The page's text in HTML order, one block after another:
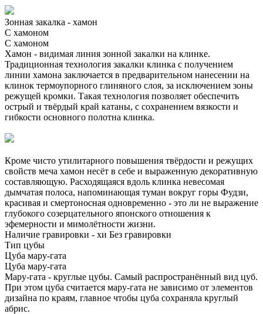
Зонная закалка - хамон
С хамоном
С хамоном
Хамон - видимая линия зонной закалки на клинке.
Традиционная технология закалки клинка с получением
линии хамона заключается в предварительном нанесении на
клинок термоупорного глиняного слоя, за исключением зоны
режущей кромки. Такая технология позволяет обеспечить
острый и твёрдый край катаны, с сохранением вязкости и
гибкости основного полотна клинка.
Кроме чисто утилитарного повышения твёрдости и режущих
свойств меча хамон несёт в себе и выраженную декоративную
составляющую. Расходящаяся вдоль клинка невесомая
дымчатая полоса, напоминающая туман вокруг горы Фудзи,
красивая и смертоносная одновременно - это ли не выражение
глубокого созерцательного японского отношения к
эфемерности и мимолётности жизни.
Наличие гравировки - хи Без гравировки
Тип цубы
Цуба мару-гата
Цуба мару-гата
Мару-гата - круглые цубы. Самый распространённый вид цуб.
При этом цуба считается мару-гата не зависимо от элементов
дизайна по краям, главное чтобы цуба сохраняла круглый
абрис.